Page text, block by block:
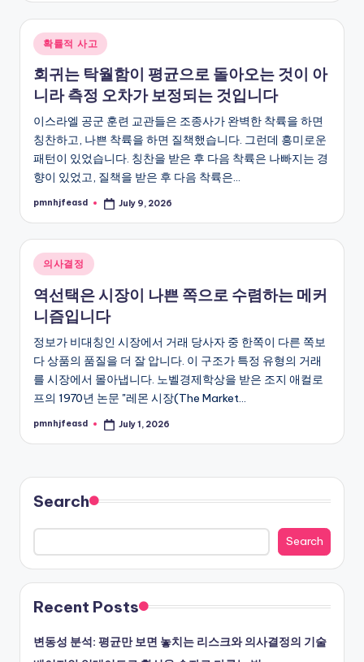
Posted
in
확률적 사고
회귀는 탁월함이 평균으로 돌아오는 것이 아
니라 측정 오차가 보정되는 것입니다
이스라엘 공군 훈련 교관들은 조종사가 완벽한 착륙을 하면
칭찬하고, 나쁜 착륙을 하면 질책했습니다. 그런데 흥미로운
패턴이 있었습니다. 칭찬을 받은 후 다음 착륙은 나빠지는 경
향이 있었고, 질책을 받은 후 다음 착륙은…
Posted
pmnhjfeasd July 9, 2026
Posted
의사결정
역선택은 시장이 나쁜 쪽으로 수렴하는 메커
니즘입니다
정보가 비대칭인 시장에서 거래 당사자 중 한쪽이 다른 쪽보
다 상품의 품질을 더 잘 압니다. 이 구조가 특정 유형의 거래
를 시장에서 몰아냅니다. 노벨경제학상을 받은 조지 애컬로
프의 1970년 논문 "레몬 시장(The Market…
Posted
pmnhjfeasd July 1, 2026
Search
Search
Recent Posts
변동성 분석: 평균만 보면 놓치는 리스크와 의사결정의 기술